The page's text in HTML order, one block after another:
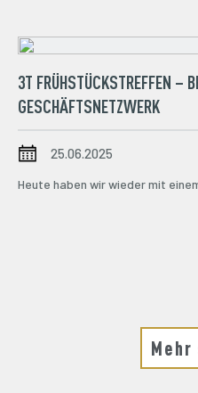
3T FRÜHSTÜCKSTREFFEN –
GESCHÄFTSNETZWERK
25.06.2025
Heute haben wir wieder mit
Mehr